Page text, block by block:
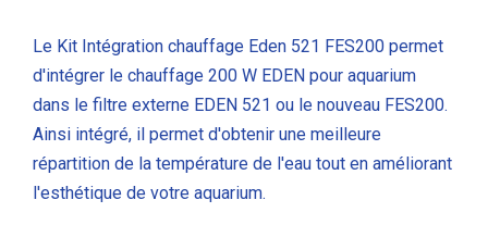
Le Kit Intégration chauffage Eden 521 FES200 permet
d'intégrer le chauffage 200 W EDEN pour aquarium
dans le filtre externe EDEN 521 ou le nouveau FES200.
Ainsi intégré, il permet d'obtenir une meilleure
répartition de la température de l'eau tout en améliorant
l'esthétique de votre aquarium.